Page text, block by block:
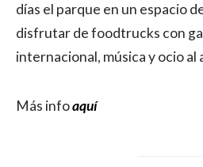
días el parque en un espacio
disfrutar de foodtrucks con
internacional, música y ocio al
Más infoaquí